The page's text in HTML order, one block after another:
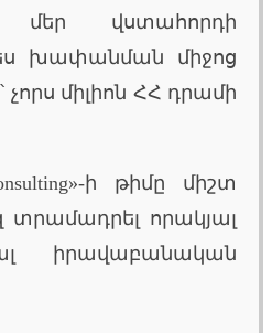
մեր վստահորդի
խափանման միջոց
չորս միլիոն ՀՀ դրամի
ի թիմը միշտ
որակյալ
իրավաբանական